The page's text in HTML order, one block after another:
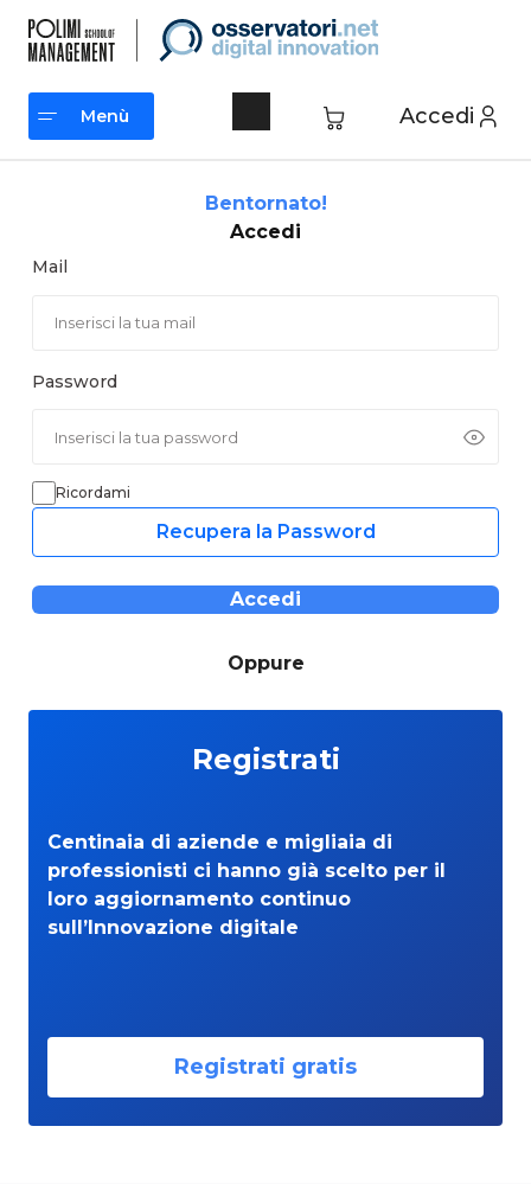
contenuto
Accedi
Menù
Bentornato!
Accedi
Mail
Password
Ricordami
Recupera la Password
Accedi
Oppure
Registrati
Centinaia di aziende e migliaia di
professionisti ci hanno già scelto per il
loro aggiornamento continuo
sull’Innovazione digitale
Registrati gratis